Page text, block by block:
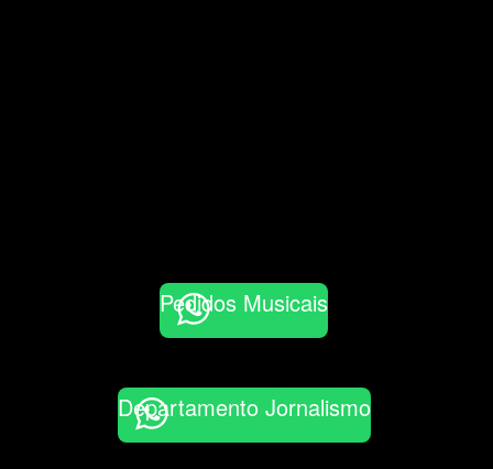
Pedidos Musicais
Departamento Jornalismo